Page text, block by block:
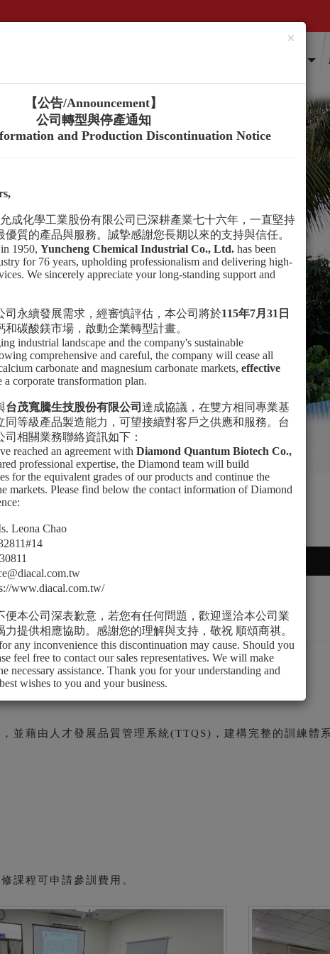
並藉由人才發展品質管理系統(TTQS)，建構完整的訓練體
課程可申請參訓費用。
×
【公告/Announcement】
公司轉型與停產通知
and Production Discontinuation Notice
成化學工業股份有限公司已深耕產業七十六年，一直堅持
質的產品與服務。誠摯感謝您長期以來的支持與信任。
1950, Yuncheng Chemical Industrial Co., Ltd. has been
for 76 years, upholding professionalism and delivering high-
We sincerely appreciate your long-standing support and
司永續發展需求，經審慎評估，本公司將於115年7月 31 日
碳酸鎂市場，啟動企業轉型計畫。
industrial landscape and the company's sustainable
comprehensive and careful, the company will cease all
carbonate and magnesium carbonate markets, effective
a corporate transformation plan.
台茂寬騰生技股份有限公司 達成協議，在雙方相同專業基
同等級產品製造能力，可望接續對客戶之供應和服務。台
相關業務聯絡資訊如下：
reached an agreement with Diamond Quantum Biotech Co.,
professional expertise, the Diamond team will build
for the equivalent grades of our products and continue the
markets. Please find below the contact information of Diamond
Leona Chao
www.diacal.com.tw/
便本公司深表歉意，若您有任何問題，歡迎逕洽本公司業
力提供相應協助。感謝您的理解與支持，敬祝 順頌商祺。
any inconvenience this discontinuation may cause. Should you
feel free to contact our sales representatives. We will make
necessary assistance. Thank you for your understanding and
wishes to you and your business.